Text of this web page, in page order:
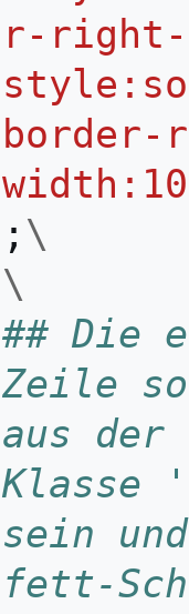
r-right-
; \
\
## Die
Zeile
aus der
Klasse
sein und
fett-